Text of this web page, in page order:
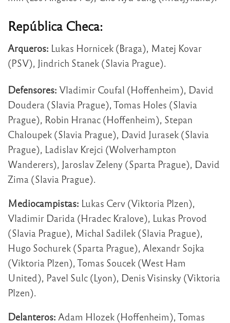
República Checa:
Arqueros: Lukas Hornicek (Braga), Matej Kovar
(PSV), Jindrich Stanek (Slavia Prague).
Defensores: Vladimir Coufal (Hoffenheim), David
Doudera (Slavia Prague), Tomas Holes (Slavia
Prague), Robin Hranac (Hoffenheim), Stepan
Chaloupek (Slavia Prague), David Jurasek (Slavia
Prague), Ladislav Krejci (Wolverhampton
Wanderers), Jaroslav Zeleny (Sparta Prague), David
Zima (Slavia Prague).
Mediocampistas: Lukas Cerv (Viktoria Plzen),
Vladimir Darida (Hradec Kralove), Lukas Provod
(Slavia Prague), Michal Sadilek (Slavia Prague),
Hugo Sochurek (Sparta Prague), Alexandr Sojka
(Viktoria Plzen), Tomas Soucek (West Ham
United), Pavel Sulc (Lyon), Denis Visinsky (Viktoria
Plzen).
Delanteros: Adam Hlozek (Hoffenheim), Tomas